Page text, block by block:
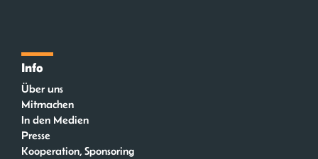
Info
Über uns
Mitmachen
In den Medien
Presse
Kooperation, Sponsoring